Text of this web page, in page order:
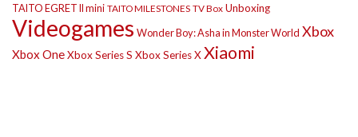
TAITO EGRET II mini TAITO MILESTONES TV Box Unboxing
Videogames Wonder Boy: Asha in Monster World Xbox
Xbox OneXbox Series S Xbox Series XXiaomi